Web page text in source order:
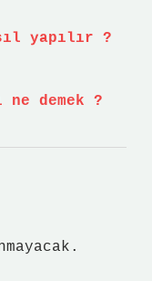
yapılır ?
demek ?